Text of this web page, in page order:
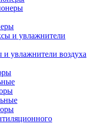
увлажнители воздуха